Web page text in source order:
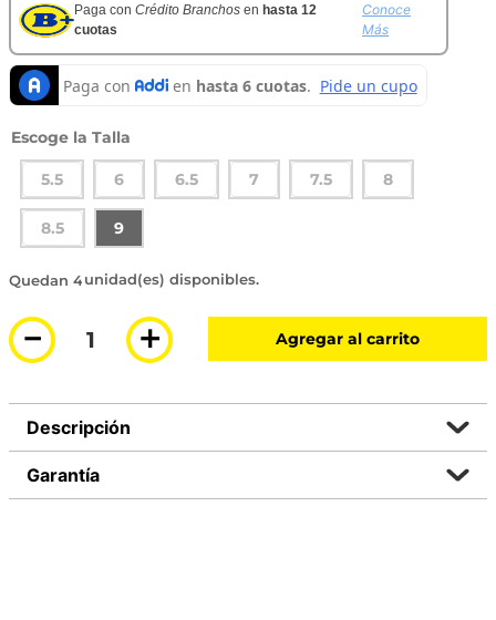
Paga con Crédito Branchos en hasta 12
cuotas
Conoce
Más
Talla
5.5 6 6.5 7 7.5 8
8.5 9
4 disponibles
＋
－ Agregar al carrito
Descripción
Garantía